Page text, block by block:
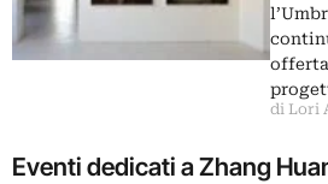
di Lori
Eventi dedicati a Zhang